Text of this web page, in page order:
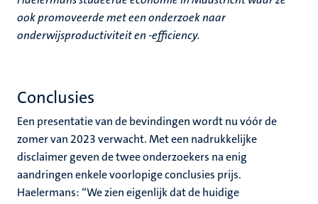
ook promoveerde met een onderzoek naar
onderwijsproductiviteit en -efficiency.
Conclusies
Een presentatie van de bevindingen wordt nu vóór de
zomer van 2023 verwacht. Met een nadrukkelijke
disclaimer geven de twee onderzoekers na enig
aandringen enkele voorlopige conclusies prijs.
Haelermans: “We zien eigenlijk dat de huidige